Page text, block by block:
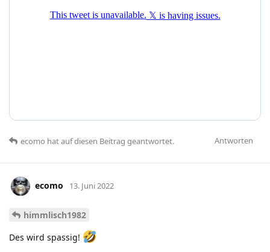
Antworten
ecomo hatauf diesen Beitrag geantwortet.
ecomo 13. Juni 2022
himmlisch1982
Des wird spassig!